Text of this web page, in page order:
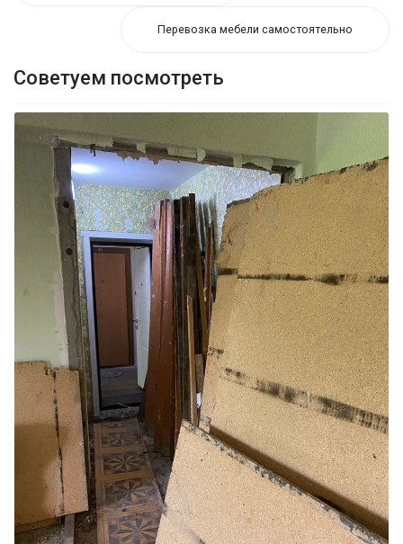
Перевозка мебели самостоятельно
Советуем посмотреть